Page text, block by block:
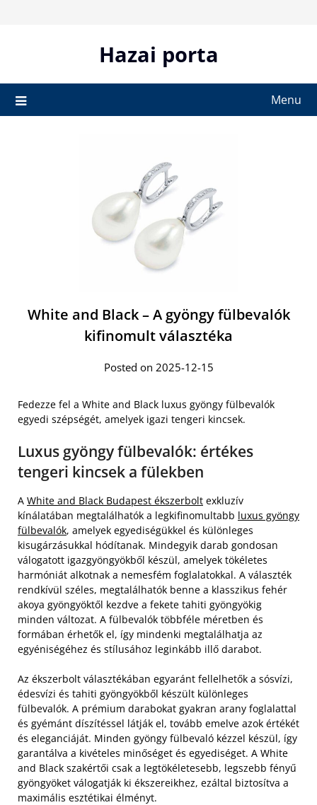
Hazai porta
Menu
White and Black – A gyöngy fülbevalók
kifinomult választéka
Posted on 2025-12-15
Fedezze fel a White and Black luxus gyöngy fülbevalók
egyedi szépségét, amelyek igazi tengeri kincsek.
Luxus gyöngy fülbevalók: értékes
tengeri kincsek a fülekben
A White and Black Budapest ékszerbolt exkluzív
kínálatában megtalálhatók a legkifinomultabb luxus gyöngy
fülbevalók, amelyek egyediségükkel és különleges
kisugárzásukkal hódítanak. Mindegyik darab gondosan
válogatott igazgyöngyökből készül, amelyek tökéletes
harmóniát alkotnak a nemesfém foglalatokkal. A választék
rendkívül széles, megtalálhatók benne a klasszikus fehér
akoya gyöngyöktől kezdve a fekete tahiti gyöngyökig
minden változat. A fülbevalók többféle méretben és
formában érhetők el, így mindenki megtalálhatja az
egyéniségéhez és stílusához leginkább illő darabot.
Az ékszerbolt választékában egyaránt fellelhetők a sósvízi,
édesvízi és tahiti gyöngyökből készült különleges
fülbevalók. A prémium darabokat gyakran arany foglalattal
és gyémánt díszítéssel látják el, tovább emelve azok értékét
és eleganciáját. Minden gyöngy fülbevaló kézzel készül, így
garantálva a kivételes minőséget és egyediséget. A White
and Black szakértői csak a legtökéletesebb, legszebb fényű
gyöngyöket válogatják ki ékszereikhez, ezáltal biztosítva a
maximális esztétikai élményt.